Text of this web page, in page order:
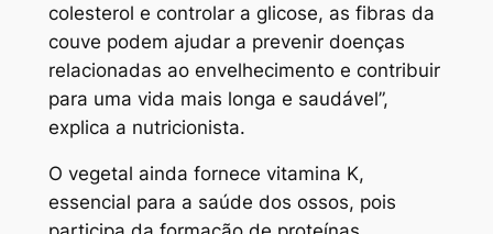
colesterol e controlar a glicose, as fibras da
couve podem ajudar a prevenir doenças
relacionadas ao envelhecimento e contribuir
para uma vida mais longa e saudável”,
explica a nutricionista.
O vegetal ainda fornece vitamina K,
essencial para a saúde dos ossos, pois